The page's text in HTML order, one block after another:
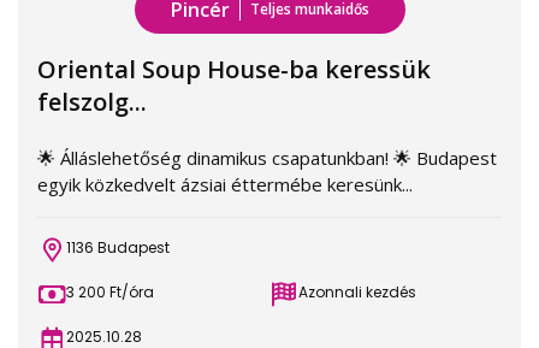
Pincér Teljes munkaidős
Oriental Soup House-ba keressük
felszolg...
🌟 Álláslehetőség dinamikus csapatunkban! 🌟 Budapest
egyik közkedvelt ázsiai éttermébe keresünk...
1136 Budapest
3 200 Ft/óra Azonnali kezdés
2025.10.28